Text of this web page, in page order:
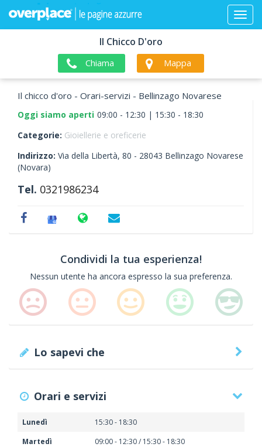
Il Chicco D'oro
Chiama Mappa
Il chicco d'oro - Orari-servizi - Bellinzago Novarese
Oggi siamo aperti 09:00 - 12:30 | 15:30 - 18:30
Categorie: Gioiellerie e oreficerie
Indirizzo: Via della Libertà, 80 - 28043 Bellinzago Novarese
(Novara)
Tel. 0321986234
Condividi la tua esperienza!
Nessun utente ha ancora espresso la sua preferenza.
Lo sapevi che
Orari e servizi
Lunedì
15:30 - 18:30
Martedì
09:00 - 12:30 / 15:30 - 18:30